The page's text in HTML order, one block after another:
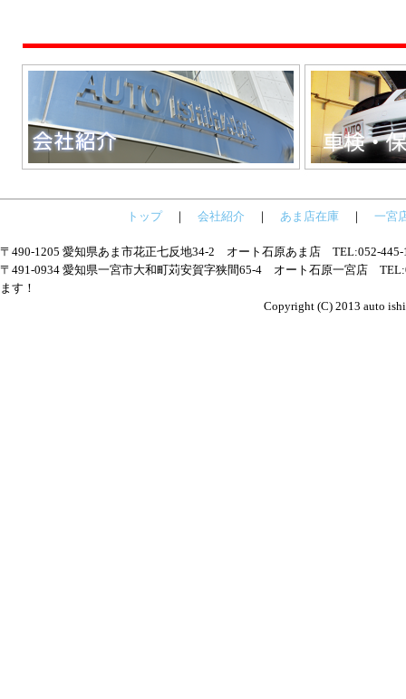
トップ｜ 会社紹介 ｜ あま店在庫 ｜ 一宮
〒490-1205 愛知県あま市花正七反地34-2 オート石原あま店 TEL:052-
〒491-0934 愛知県一宮市大和町苅安賀字狭間65-4 オート石原一宮店
ます！
Copyright (C) 2013 auto